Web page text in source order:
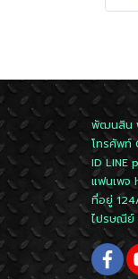
พัฒนสิน
โทรศัพท์
ID LINE
แฟนเพจ
ที่อยู่
ไปรษณี